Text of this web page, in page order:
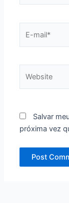
mail*
Salvar
próxima vez